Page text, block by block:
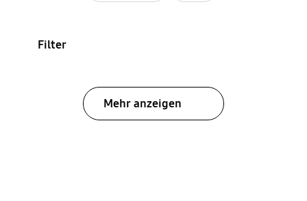
Filter
Mehr anzeigen